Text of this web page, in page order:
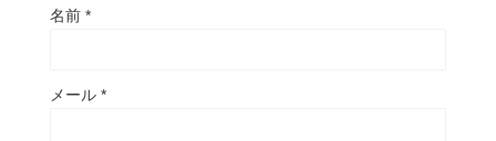
名前 *
メール *